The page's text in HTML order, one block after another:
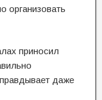
организовать
приносил
даже